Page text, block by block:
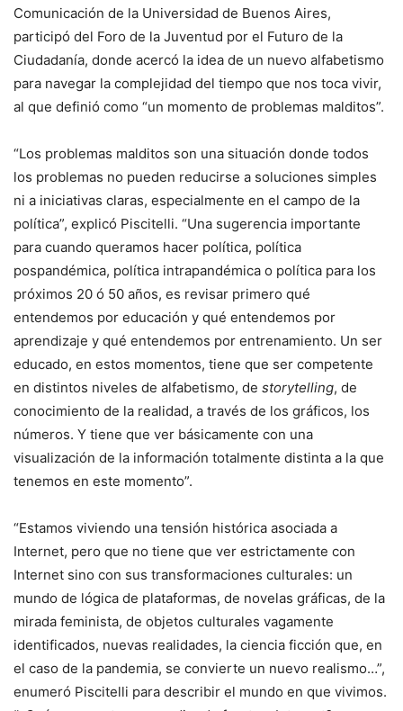
Comunicación de la Universidad de Buenos Aires,
participó del Foro de la Juventud por el Futuro de la
Ciudadanía, donde acercó la idea de un nuevo alfabetismo
para navegar la complejidad del tiempo que nos toca vivir,
al que definió como “un momento de problemas malditos”.
“Los problemas malditos son una situación donde todos
los problemas no pueden reducirse a soluciones simples
ni a iniciativas claras, especialmente en el campo de la
política”, explicó Piscitelli. “Una sugerencia importante
para cuando queramos hacer política, política
pospandémica, política intrapandémica o política para los
próximos 20 ó 50 años, es revisar primero qué
entendemos por educación y qué entendemos por
aprendizaje y qué entendemos por entrenamiento. Un ser
educado, en estos momentos, tiene que ser competente
en distintos niveles de alfabetismo, de storytelling, de
conocimiento de la realidad, a través de los gráficos, los
números. Y tiene que ver básicamente con una
visualización de la información totalmente distinta a la que
tenemos en este momento”.
“Estamos viviendo una tensión histórica asociada a
Internet, pero que no tiene que ver estrictamente con
Internet sino con sus transformaciones culturales: un
mundo de lógica de plataformas, de novelas gráficas, de la
mirada feminista, de objetos culturales vagamente
identificados, nuevas realidades, la ciencia ficción que, en
el caso de la pandemia, se convierte un nuevo realismo…”,
enumeró Piscitelli para describir el mundo en que vivimos.